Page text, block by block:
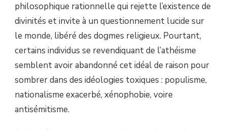
philosophique rationnelle qui rejette l’existence de
divinités et invite à un questionnement lucide sur
le monde, libéré des dogmes religieux. Pourtant,
certains individus se revendiquant de l’athéisme
semblent avoir abandonné cet idéal de raison pour
sombrer dans des idéologies toxiques : populisme,
nationalisme exacerbé, xénophobie, voire
antisémitisme.